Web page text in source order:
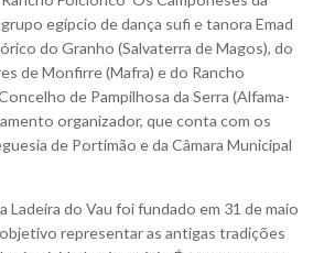
grupo egípcio de dança sufi e tanora Emad
do Granho (Salvaterra de Magos), do
de Monfirre (Mafra) e do Rancho
de Pampilhosa da Serra (Alfama-
organizador, que conta com os
de Portimão e da Câmara Municipal
Ladeira do Vau foi fundado em 31 de maio
representar as antigas tradições